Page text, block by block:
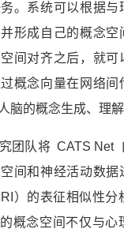
。系统可以根据与
形成自己的概念空
间对齐之后，就可
概念向量在网络间
脑的概念生成、理解
团队将 CATS Net
间和神经活动数据
）的表征相似性分
概念空间不仅与心